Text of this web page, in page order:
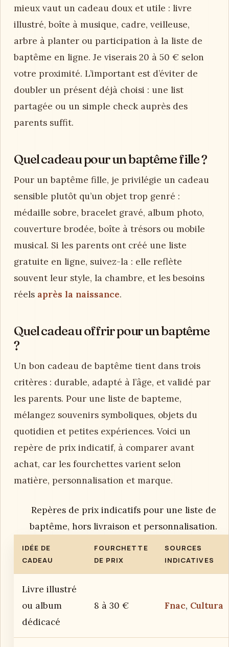
mieux vaut un cadeau doux et utile : livre
illustré, boîte à musique, cadre, veilleuse,
arbre à planter ou participation à la liste de
baptême en ligne. Je viserais 20 à 50 € selon
votre proximité. L’important est d’éviter de
doubler un présent déjà choisi : une list
partagée ou un simple check auprès des
parents suffit.
Quel cadeau pour un baptême fille ?
Pour un baptême fille, je privilégie un cadeau
sensible plutôt qu’un objet trop genré :
médaille sobre, bracelet gravé, album photo,
couverture brodée, boîte à trésors ou mobile
musical. Si les parents ont créé une liste
gratuite en ligne, suivez-la : elle reflète
souvent leur style, la chambre, et les besoins
réels après la naissance.
Quel cadeau offrir pour un baptême
?
Un bon cadeau de baptême tient dans trois
critères : durable, adapté à l’âge, et validé par
les parents. Pour une liste de bapteme,
mélangez souvenirs symboliques, objets du
quotidien et petites expériences. Voici un
repère de prix indicatif, à comparer avant
achat, car les fourchettes varient selon
matière, personnalisation et marque.
Repères de prix indicatifs pour une liste de
baptême, hors livraison et personnalisation.
IDÉE DE
CADEAU
FOURCHETTE
DE PRIX
SOURCES
INDICATIVES
Livre illustré
ou album
dédicacé
8 à 30 € Fnac, Cultura